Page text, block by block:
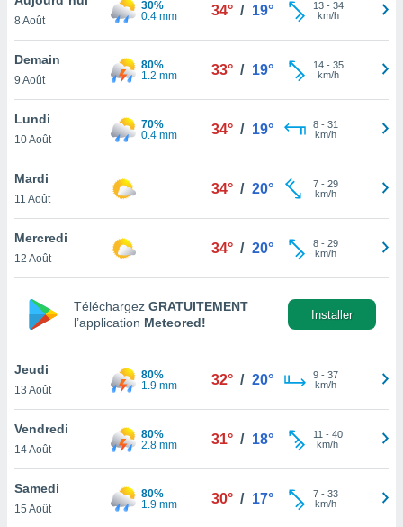
et
»,
au
vous
qu'ils
ou
le
ainsi
un
la
du
8 Août
30%
0.4 mm
34° / 19° 13- 34
km/h
Demain
9 Août
80%
1.2 mm
33° / 19° 14- 35
km/h
Lundi
10 Août
70%
0.4 mm
34° / 19° 8- 31
km/h
Mardi
11 Août
34° / 20° 7- 29
km/h
Mercredi
12 Août
34° / 20° 8- 29
km/h
Téléchargez GRATUITEMENT
l’application Meteored!
Installer
Jeudi
13 Août
80%
1.9 mm
32° / 20° 9- 37
km/h
Vendredi
14 Août
80%
2.8 mm
31° / 18° 11 - 40
km/h
Samedi
15 Août
80%
1.9 mm
30° / 17° 7- 33
km/h